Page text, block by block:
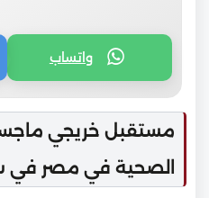
واتساب
مستقبل خريجي
الصحية في مصر في